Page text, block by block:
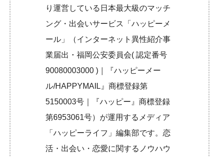
り運営している日本最大級のマッチ
ング・出会いサービス「ハッピーメ
ール」（インターネット異性紹介事
業届出・福岡公安委員会( 認定番号
90080003000 )｜『ハッピーメー
ル/HAPPYMAIL』商標登録第
5150003号｜『ハッピー』商標登録
第6953061号）が運用するメディア
「ハッピーライフ」編集部です。恋
活・出会い・恋愛に関するノウハウ